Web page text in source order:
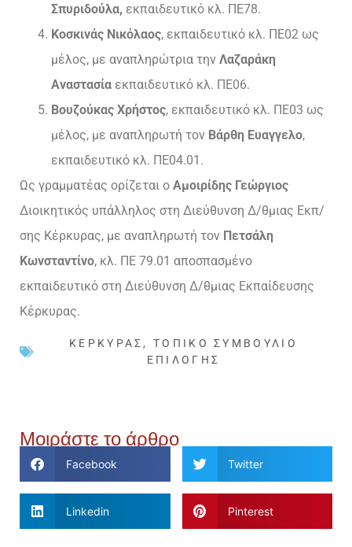
Σπυριδούλα, εκπαιδευτικό κλ. ΠΕ78.
Κοσκινάς Νικόλαος, εκπαιδευτικό κλ. ΠΕ02 ως
μέλος, με αναπληρώτρια την Λαζαράκη
Αναστασία εκπαιδευτικό κλ. ΠΕ06.
Βουζούκας Χρήστος, εκπαιδευτικό κλ. ΠΕ03 ως
μέλος, με αναπληρωτή τον Βάρθη Ευαγγελο,
εκπαιδευτικό κλ. ΠΕ04.01.
Ως γραμματέας ορίζεται ο Αμοιρίδης Γεώργιος
Διοικητικός υπάλληλος στη Διεύθυνση Δ/θμιας Εκπ/
σης Κέρκυρας, με αναπληρωτή τον Πετσάλη
Κωνσταντίνο, κλ. ΠΕ 79.01 αποσπασμένο
εκπαιδευτικό στη Διεύθυνση Δ/θμιας Εκπαίδευσης
Κέρκυρας.
ΚΈΡΚΥΡΑΣ ,ΤΟΠΙΚΌ ΣΥΜΒΟΎΛΙΟ
ΕΠΙΛΟΓΉΣ
Μοιράστε το άρθρο
Facebook Twitter
Linkedin Pinterest